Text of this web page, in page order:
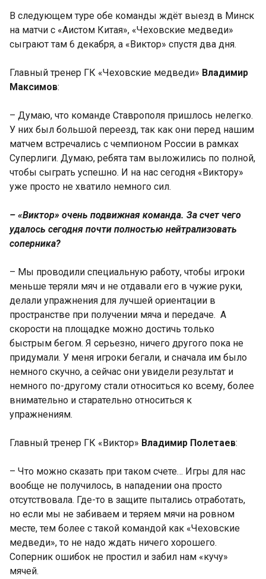
В следующем туре обе команды ждёт выезд в Минск
на матчи с «Аистом Китая», «Чеховские медведи»
сыграют там 6 декабря, а «Виктор» спустя два дня.
Главный тренер ГК «Чеховские медведи» Владимир
Максимов:
– Думаю, что команде Ставрополя пришлось нелегко.
У них был большой переезд, так как они перед нашим
матчем встречались с чемпионом России в рамках
Суперлиги. Думаю, ребята там выложились по полной,
чтобы сыграть успешно. И на нас сегодня «Виктору»
уже просто не хватило немного сил.
– «Виктор» очень подвижная команда. За счет чего
удалось сегодня почти полностью нейтрализовать
соперника?
– Мы проводили специальную работу, чтобы игроки
меньше теряли мяч и не отдавали его в чужие руки,
делали упражнения для лучшей ориентации в
пространстве при получении мяча и передаче. А
скорости на площадке можно достичь только
быстрым бегом. Я серьезно, ничего другого пока не
придумали. У меня игроки бегали, и сначала им было
немного скучно, а сейчас они увидели результат и
немного по-другому стали относиться ко всему, более
внимательно и старательно относиться к
упражнениям.
Главный тренер ГК «Виктор» Владимир Полетаев:
– Что можно сказать при таком счете… Игры для нас
вообще не получилось, в нападении она просто
отсутствовала. Где-то в защите пытались отработать,
но если мы не забиваем и теряем мячи на ровном
месте, тем более с такой командой как «Чеховские
медведи», то не надо ждать ничего хорошего.
Соперник ошибок не простил и забил нам «кучу»
мячей.